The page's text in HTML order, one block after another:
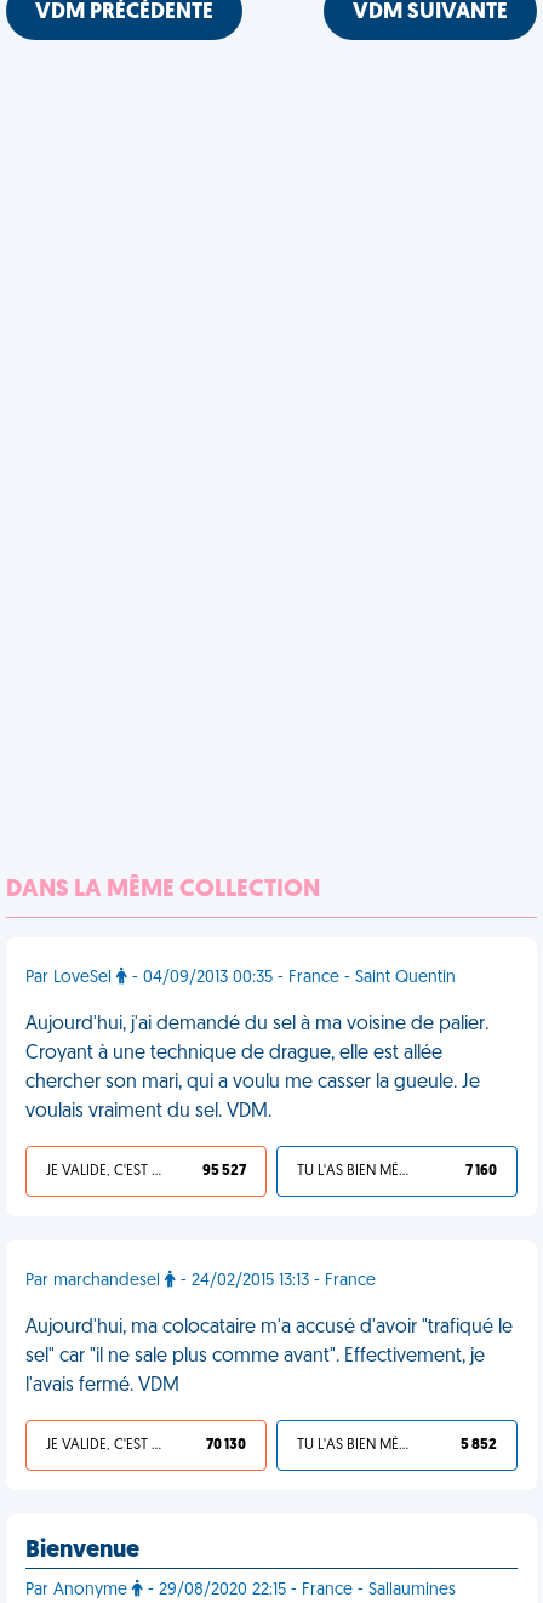
VDM PRÉCÉDENTE VDM SUIVANTE
DANS LA MÊME COLLECTION
Par LoveSel - 04/09/2013 00:35 - France - Saint Quentin
Aujourd'hui, j'ai demandé du sel à ma voisine de palier.
Croyant à une technique de drague, elle est allée
chercher son mari, qui a voulu me casser la gueule. Je
voulais vraiment du sel. VDM.
JE VALIDE, C'EST UNE VDM 95 527 TU L'AS BIEN MÉRITÉ 7 160
Par marchandesel - 24/02/2015 13:13 - France
Aujourd'hui, ma colocataire m'a accusé d'avoir "trafiqué le
sel" car "il ne sale plus comme avant". Effectivement, je
l'avais fermé. VDM
JE VALIDE, C'EST UNE VDM 70 130 TU L'AS BIEN MÉRITÉ 5 852
Bienvenue
Par Anonyme - 29/08/2020 22:15 - France - Sallaumines